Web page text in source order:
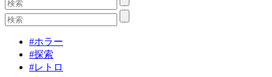
#ホラー
#探索
#レトロ